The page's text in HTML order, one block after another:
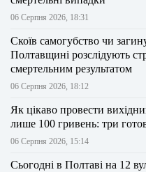
06 Серпня 2026, 18:31
Скоїв самогубство чи
Полтавщині розслідують
смертельним результатом
06 Серпня 2026, 18:12
Як цікаво провести
лише 100 гривень: три
06 Серпня 2026, 15:14
Сьогодні в Полтаві на 12